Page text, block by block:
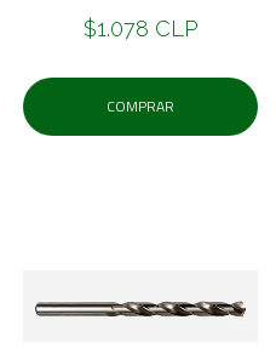
$1.078 CLP
COMPRAR